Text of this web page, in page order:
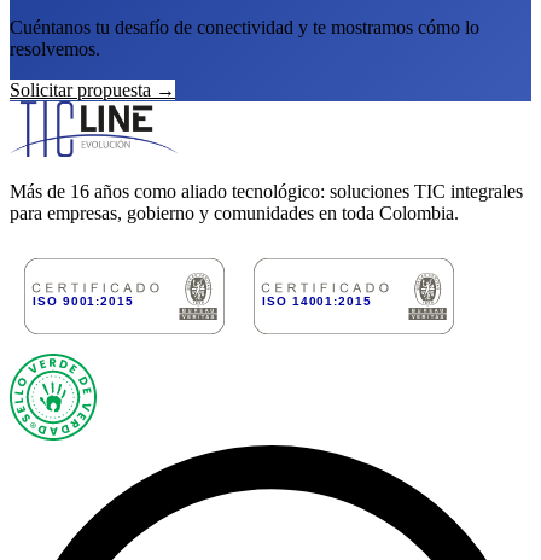
Cuéntanos tu desafío de conectividad y te mostramos cómo lo
resolvemos.
Solicitar propuesta →
Más de 16 años como aliado tecnológico: soluciones TIC integrales
para empresas, gobierno y comunidades en toda Colombia.